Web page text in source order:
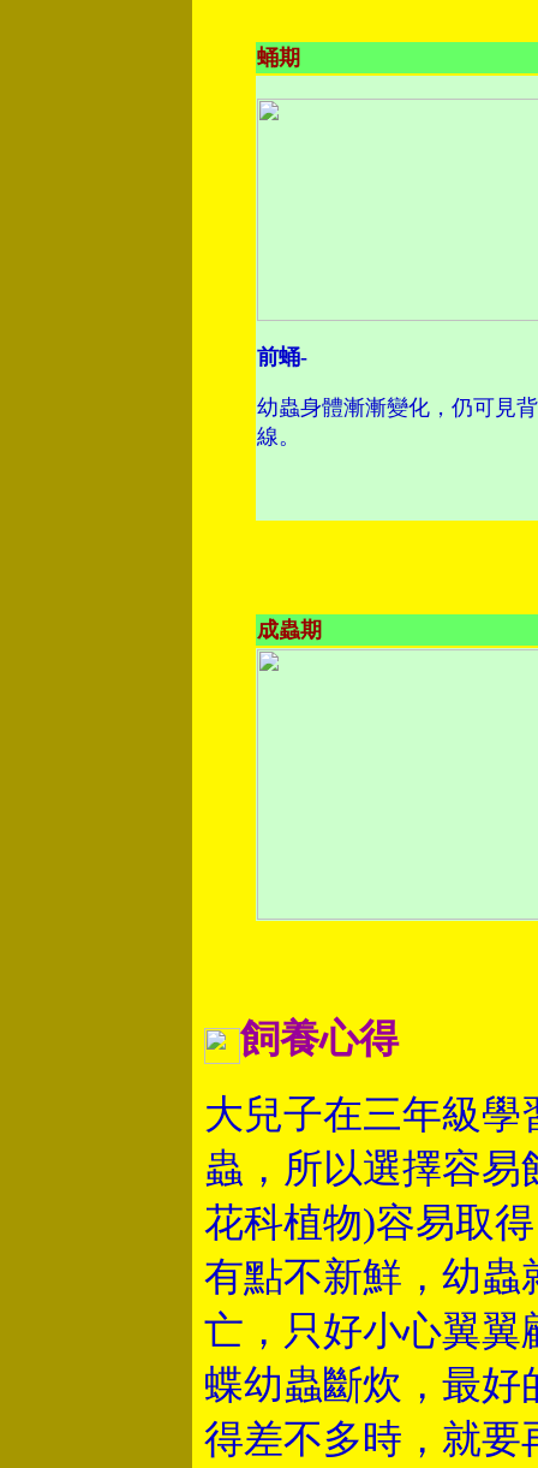
蛹期
前蛹-
幼蟲身體漸漸變化，仍可見
線。
成蟲期
飼養心得
大兒子在三年級
蟲，所以選擇容
花科植物)容易取
有點不新鮮，幼蟲
亡，只好小心翼翼
蝶幼蟲斷炊，最好
得差不多時，就要